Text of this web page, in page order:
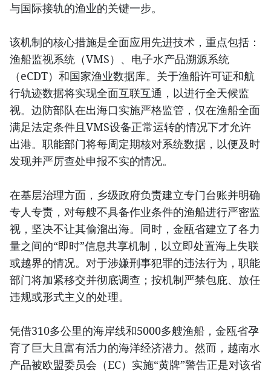
与国际接轨的渔业的关键一步。
该机制的核心措施是全面应用先进技术，重点包括：
渔船监视系统（VMS）、电子水产品溯源系统
（eCDT）和国家渔业数据库。关于渔船许可证和航
行轨迹数据将实现全面互联互通，以进行全天候监
视。边防部队在出海口实施严格监管，仅在渔船全面
满足法定条件且VMS设备正常运转的情况下才允许
出港。职能部门将每周定期核对系统数据，以便及时
发现并严厉查处申报不实的情况。
在基层治理方面，乡级政府负责建立专门台账并明确
专人专责，对每艘不具备作业条件的渔船进行严密监
视，坚决不让其偷溜出海。同时，金瓯省建立了各力
量之间的“即时”信息共享机制，以立即处置海上失联
或越界的情况。对于涉嫌刑事犯罪的违法行为，职能
部门将加紧移交并彻底调查；按机制严禁包庇、放任
违规或形式主义的处理。
凭借310多公里的海岸线和5000多艘渔船，金瓯省孕
育了巨大且富有活力的海洋经济潜力。然而，越南水
产品被欧盟委员会（EC）实施“黄牌”警告正是对该省